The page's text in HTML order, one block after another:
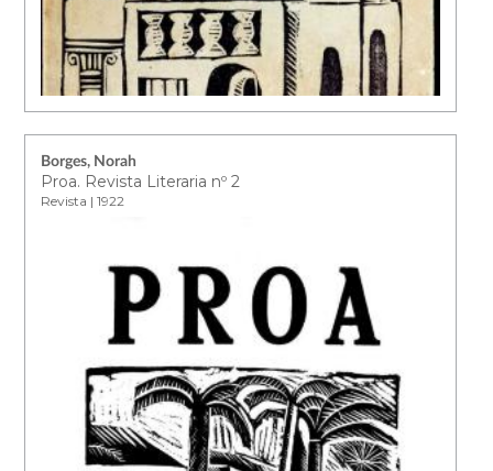
Borges, Norah
Proa. Revista Literaria nº 2
Revista | 1922